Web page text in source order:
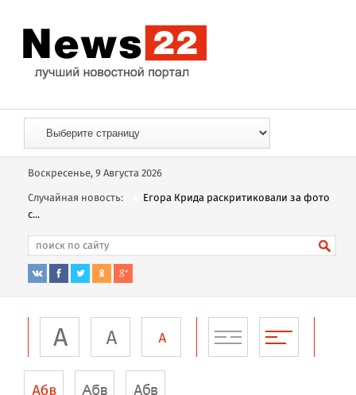
Воскресенье, 9 Августа 2026
Случайная новость:
Егора Крида раскритиковали за фото
с...